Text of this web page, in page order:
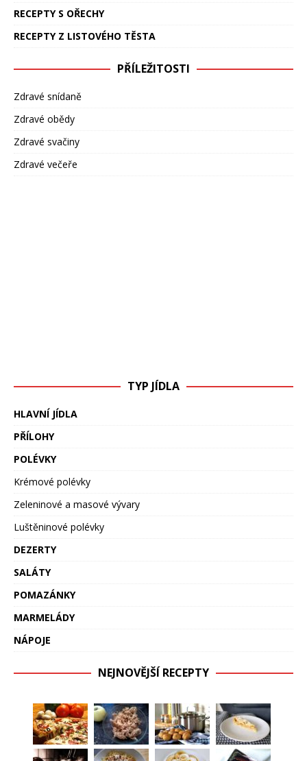
RECEPTY S OŘECHY
RECEPTY Z LISTOVÉHO TĚSTA
PŘÍLEŽITOSTI
Zdravé snídaně
Zdravé obědy
Zdravé svačiny
Zdravé večeře
TYP JÍDLA
HLAVNÍ JÍDLA
PŘÍLOHY
POLÉVKY
Krémové polévky
Zeleninové a masové vývary
Luštěninové polévky
DEZERTY
SALÁTY
POMAZÁNKY
MARMELÁDY
NÁPOJE
NEJNOVĚJŠÍ RECEPTY